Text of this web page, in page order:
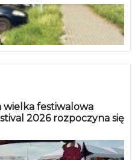
wielka festiwalowa
2026 rozpoczyna się